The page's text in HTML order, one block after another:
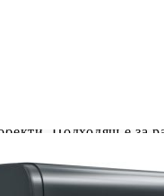
вкусно
Издръжлив
Тъканта с PU
Осигурява
Прибиращият се
приложения:
Подходящ е за